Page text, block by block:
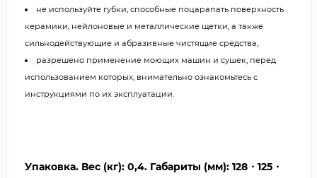
не используйте губки, способные поцарапать поверхность
керамики, нейлоновые и металлические щетки, а также
сильнодействующие и абразивные чистящие средства,
разрешено применение моющих машин и сушек, перед
использованием которых, внимательно ознакомьтесь с
инструкциями по их эксплуатации.
Упаковка. Вес (кг): 0,4. Габариты (мм): 128・125・